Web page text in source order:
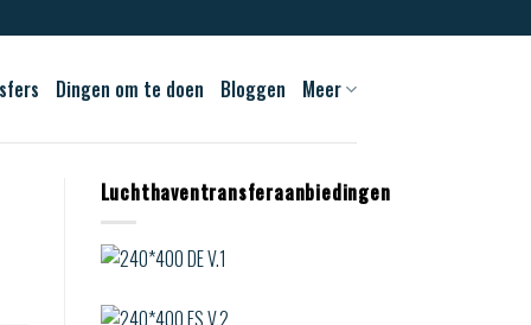
Dingen om te doen Bloggen Meer
Luchthaventransferaanbiedingen